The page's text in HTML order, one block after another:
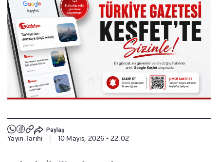
Paylaş
Yayın Tarihi 10 Mayıs, 2026 - 22:02